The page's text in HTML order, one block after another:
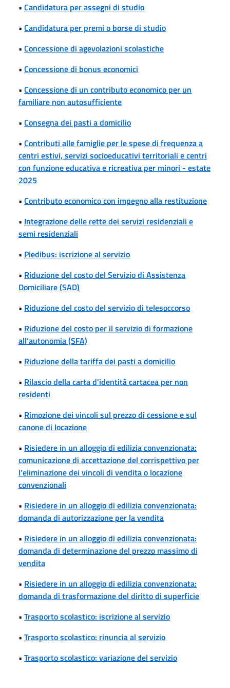
• Candidatura per assegni di studio
• Candidatura per premi o borse di studio
• Concessione di agevolazioni scolastiche
• Concessione di bonus economici
• Concessione di un contributo economico per un
familiare non autosufficiente
• Consegna dei pasti a domicilio
• Contributi alle famiglie per le spese di frequenza a
centri estivi, servizi socioeducativi territoriali e centri
con funzione educativa e ricreativa per minori - estate
2025
• Contributo economico con impegno alla restituzione
• Integrazione delle rette dei servizi residenziali e
semi residenziali
• Piedibus: iscrizione al servizio
• Riduzione del costo del Servizio di Assistenza
Domiciliare (SAD)
• Riduzione del costo del servizio di telesoccorso
• Riduzione del costo per il servizio di formazione
all’autonomia (SFA)
• Riduzione della tariffa dei pasti a domicilio
• Rilascio della carta d'identità cartacea per non
residenti
• Rimozione dei vincoli sul prezzo di cessione e sul
canone di locazione
• Risiedere in un alloggio di edilizia convenzionata:
comunicazione di accettazione del corrispettivo per
l’eliminazione dei vincoli di vendita o locazione
convenzionali
• Risiedere in un alloggio di edilizia convenzionata:
domanda di autorizzazione per la vendita
• Risiedere in un alloggio di edilizia convenzionata:
domanda di determinazione del prezzo massimo di
vendita
• Risiedere in un alloggio di edilizia convenzionata:
domanda di trasformazione del diritto di superficie
• Trasporto scolastico: iscrizione al servizio
• Trasporto scolastico: rinuncia al servizio
• Trasporto scolastico: variazione del servizio